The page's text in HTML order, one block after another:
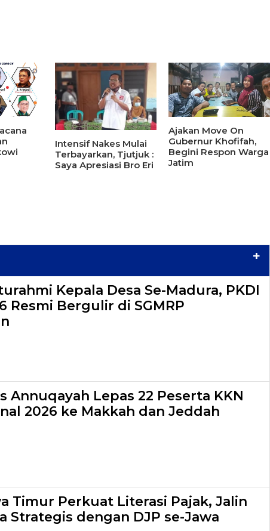
Intensif Nakes Mulai
Terbayarkan, Tjutjuk :
Saya Apresiasi Bro Eri
Ajakan Move On
Gubernur Khofifah,
Begini Respon Warga
Jatim
+
Kepala Desa Se-Madura, PKDI
Resmi Bergulir di SGMRP
Annuqayah Lepas 22 Peserta KKN
2026 ke Makkah dan Jeddah
Timur Perkuat Literasi Pajak, Jalin
Strategis dengan DJP se-Jawa